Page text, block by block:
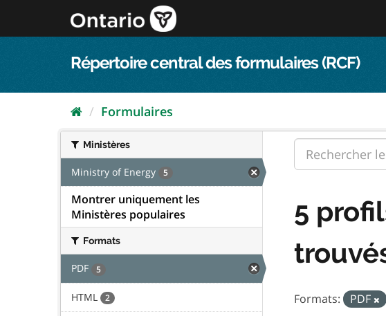
au
Répertoire central des formulaires (RCF)
Formulaires
Ministères
Ministry of Energy 5
Montrer uniquement les
Ministères populaires
Formats
PDF 5
HTML 2
5
Formats: PDF